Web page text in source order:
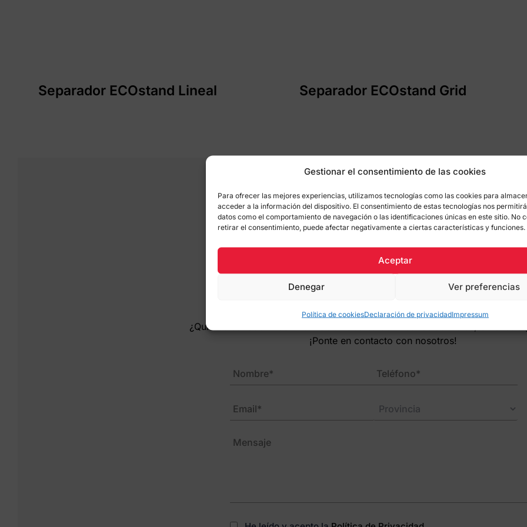
Gestionar el consentimiento de las cookies
Para ofrecer las mejores experiencias, utilizamos tecnologías como las cookies para
acceder a la información del dispositivo. El consentimiento de estas tecnologías nos
datos como el comportamiento de navegación o las identificaciones únicas en este sitio. No
retirar el consentimiento, puede afectar negativamente a ciertas características y funciones.
Aceptar
Denegar Ver preferencias
Política de cookiesDeclaración de privacidadImpressum
Separador ECOstand Lineal Separador ECOstand Grid
Contacta con nosotros
¿Quieres conocer más información acerca de nuestros servicios, o tienes
¡Ponte en contacto con nosotros!